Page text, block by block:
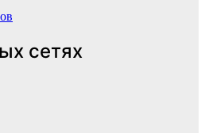
сетях